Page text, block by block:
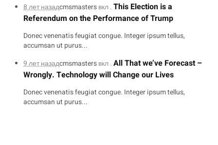
8 лет назадcmsmastersвкл .This Election is a
Referendum on the Performance of Trump
Donec venenatis feugiat congue. Integer ipsum tellus,
accumsan ut purus...
9 лет назадcmsmastersвкл .All That we’ve Forecast –
Wrongly. Technology will Change our Lives
Donec venenatis feugiat congue. Integer ipsum tellus,
accumsan ut purus...